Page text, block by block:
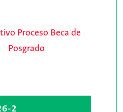
Proceso Beca de
Posgrado
2